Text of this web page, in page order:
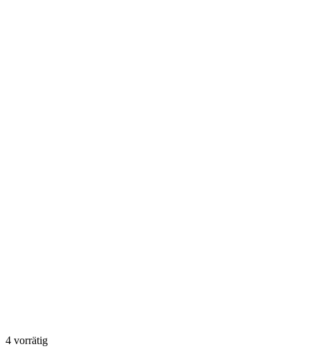
4 vorrätig